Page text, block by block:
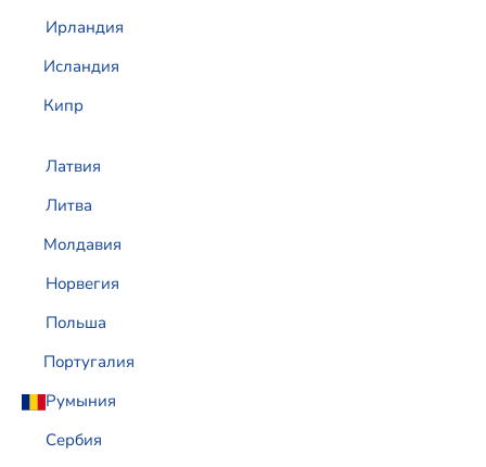
Ирландия
Исландия
Кипр
Латвия
Литва
Молдавия
Норвегия
Польша
Португалия
Румыния
Сербия